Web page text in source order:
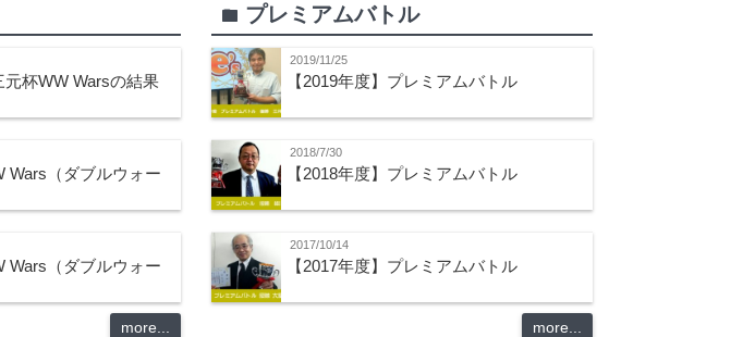
杯WW Warsの結果
Wars（ダブルウォー
Wars（ダブルウォー
more...
folder プレミアムバトル
2019/11/25
【2019年度】プレミアムバトル
2018/7/30
【2018年度】プレミアムバトル
2017/10/14
【2017年度】プレミアムバトル
more...